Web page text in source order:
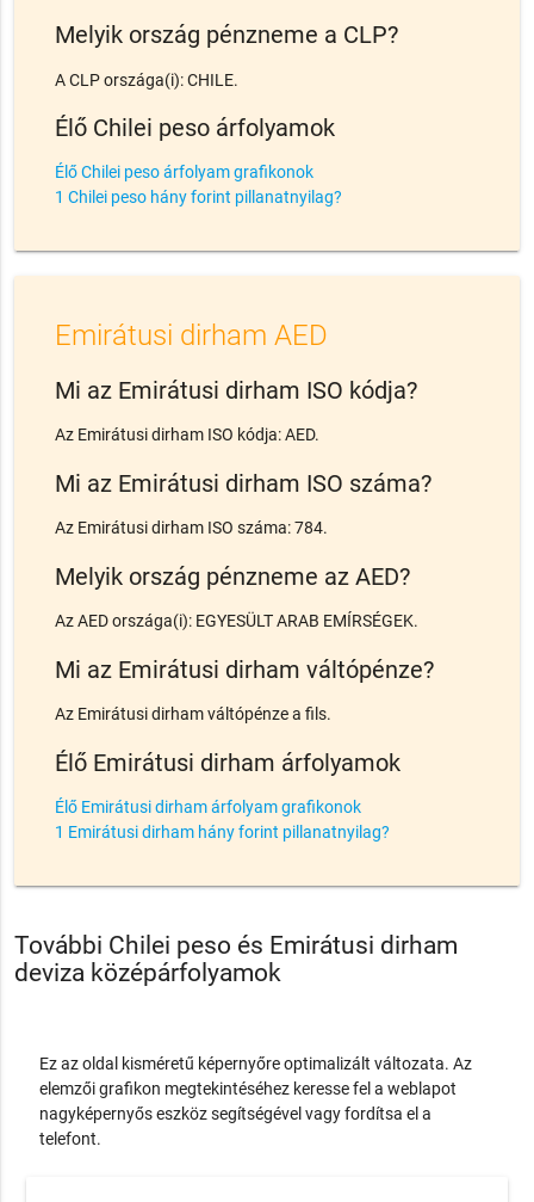
Melyik ország pénzneme a CLP?
A CLP országa(i): CHILE.
Élő Chilei peso árfolyamok
Élő Chilei peso árfolyam grafikonok
1 Chilei peso hány forint pillanatnyilag?
Emirátusi dirham AED
Mi az Emirátusi dirham ISO kódja?
Az Emirátusi dirham ISO kódja: AED.
Mi az Emirátusi dirham ISO száma?
Az Emirátusi dirham ISO száma: 784.
Melyik ország pénzneme az AED?
Az AED országa(i): EGYESÜLT ARAB EMÍRSÉGEK.
Mi az Emirátusi dirham váltópénze?
Az Emirátusi dirham váltópénze a fils.
Élő Emirátusi dirham árfolyamok
Élő Emirátusi dirham árfolyam grafikonok
1 Emirátusi dirham hány forint pillanatnyilag?
További Chilei peso és Emirátusi dirham
deviza középárfolyamok
Ez az oldal kisméretű képernyőre optimalizált változata. Az
elemzői grafikon megtekintéséhez keresse fel a weblapot
nagyképernyős eszköz segítségével vagy fordítsa el a
telefont.